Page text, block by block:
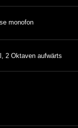
monofon
2 Oktaven aufwärts